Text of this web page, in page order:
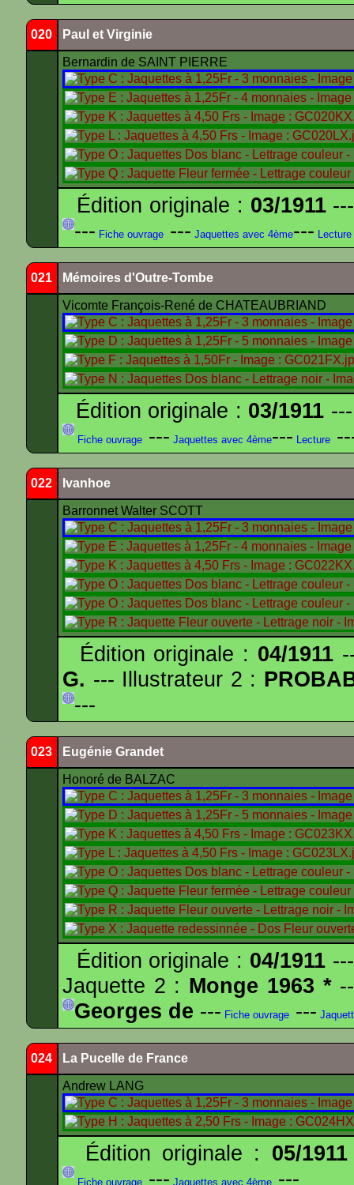
020 Paul et Virginie
Bernardin de SAINT PIERRE
Édition originale : 03/1911
--- Fiche ouvrage --- Jaquettes avec 4ème--- Lecture
021 Mémoires d'Outre-Tombe
Vicomte François-René de CHATEAUBRIAND
Édition originale : 03/1911
Fiche ouvrage --- Jaquettes avec 4ème--- Lecture
022 Ivanhoe
Barronnet Walter SCOTT
Édition originale : 04/1911
G. --- Illustrateur 2 :
---
023 Eugénie Grandet
Honoré de BALZAC
Édition originale : 04/1911
Jaquette 2 : Monge 1963 *
Georges de --- Fiche ouvrage ---
024 La Pucelle de France
Andrew LANG
Édition originale : 05/1911
Fiche ouvrage --- Jaquettes avec 4ème ---